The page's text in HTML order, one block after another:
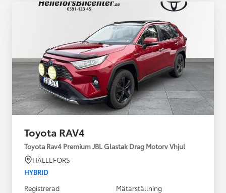
Toyota RAV4
Toyota Rav4 Premium JBL Glastak Drag Motorv Vhjul
HÄLLEFORS
HYBRID
Registrerad
Mätarställning